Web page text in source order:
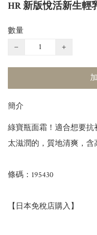
HR 新版悅活新生輕
數量
−
+
簡介
綠寶瓶面霜！適合想要
太滋潤的，質地清爽，含
條碼：195430